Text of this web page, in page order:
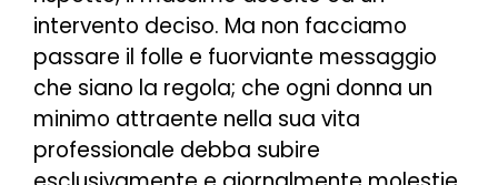
intervento deciso. Ma non facciamo
passare il folle e fuorviante messaggio
che siano la regola; che ogni donna un
minimo attraente nella sua vita
professionale debba subire